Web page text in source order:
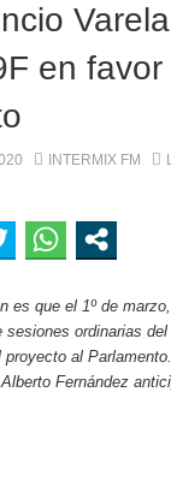
en favor
INTERMIX FM
es que el 1º de
sesiones ordinarias del
proyecto al
Fernández